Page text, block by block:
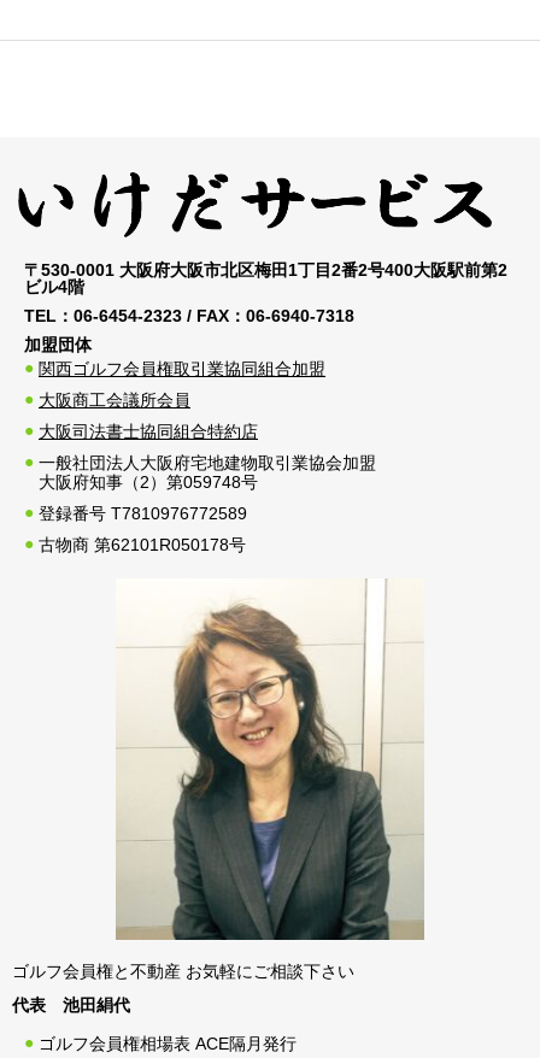
〒530-0001 大阪府大阪市北区梅田1丁目2番2号400大阪駅前第2
ビル4階
TEL： 06-6454-2323 / FAX： 06-6940-7318
加盟団体
関西ゴルフ会員権取引業協同組合加盟
大阪商工会議所会員
大阪司法書士協同組合特約店
一般社団法人大阪府宅地建物取引業協会加盟
大阪府知事（2）第059748号
登録番号 T7810976772589
古物商 第62101R050178号
ゴルフ会員権と不動産 お気軽にご相談下さい
代表 池田絹代
ゴルフ会員権相場表 ACE隔月発行